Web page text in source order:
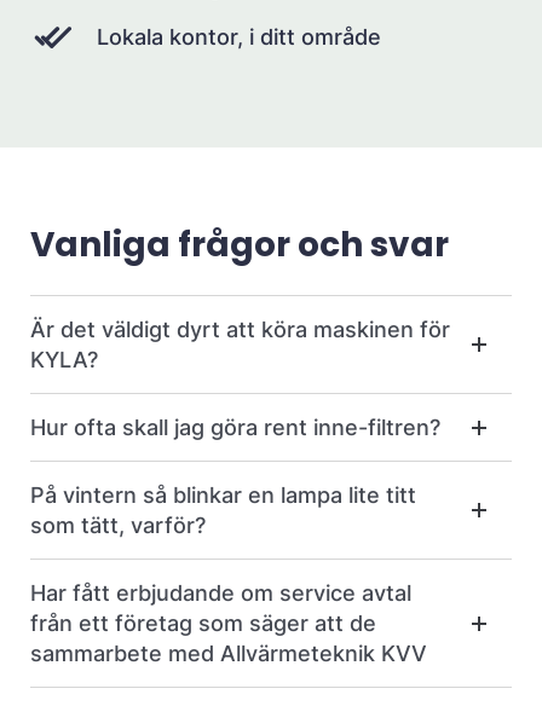
Lokala kontor, i ditt område
Vanliga frågor och svar
Är det väldigt dyrt att köra maskinen för
KYLA?
Hur ofta skall jag göra rent inne-filtren?
På vintern så blinkar en lampa lite titt
som tätt, varför?
Har fått erbjudande om service avtal
från ett företag som säger att de
sammarbete med Allvärmeteknik KVV